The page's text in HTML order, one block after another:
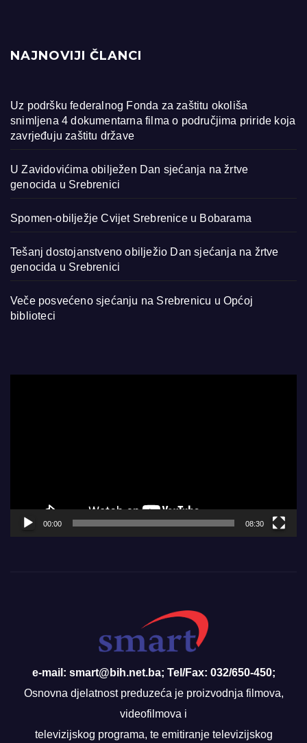
NAJNOVIJI ČLANCI
Uz podršku federalnog Fonda za zaštitu okoliša
snimljena 4 dokumentarna filma o područjima priride koja
zavrjeđuju zaštitu države
U Zavidovićima obilježen Dan sjećanja na žrtve
genocida u Srebrenici
Spomen-obilježje Cvijet Srebrenice u Bobarama
Tešanj dostojanstveno obilježio Dan sjećanja na žrtve
genocida u Srebrenici
Veče posvećeno sjećanju na Srebrenicu u Općoj
biblioteci
00:00 08:30
e-mail: smart@bih.net.ba; Tel/Fax: 032/650-450;
Osnovna djelatnost preduzeća je proizvodnja filmova,
videofilmova i
televizijskog programa, te emitiranje televizijskog